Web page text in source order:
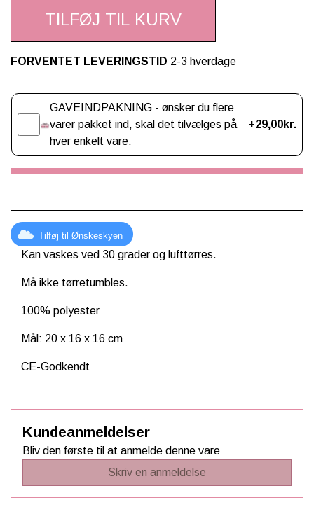
TILFØJ TIL KURV
FORVENTET LEVERINGSTID 2-3 hverdage
GAVEINDPAKNING - ønsker du flere
varer pakket ind, skal det tilvælges på
hver enkelt vare.
+29,00kr.
Tilføj til Ønskeskyen
Kan vaskes ved 30 grader og lufttørres.
Må ikke tørretumbles.
100% polyester
Mål: 20 x 16 x 16 cm
CE-Godkendt
Kundeanmeldelser
Bliv den første til at anmelde denne vare
Skriv en anmeldelse